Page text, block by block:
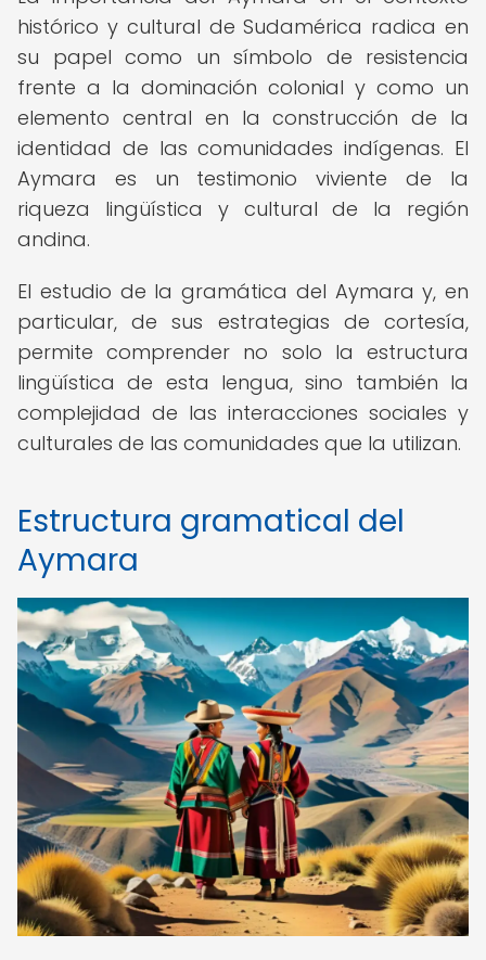
histórico y cultural de Sudamérica radica en
su papel como un símbolo de resistencia
frente a la dominación colonial y como un
elemento central en la construcción de la
identidad de las comunidades indígenas. El
Aymara es un testimonio viviente de la
riqueza lingüística y cultural de la región
andina.
El estudio de la gramática del Aymara y, en
particular, de sus estrategias de cortesía,
permite comprender no solo la estructura
lingüística de esta lengua, sino también la
complejidad de las interacciones sociales y
culturales de las comunidades que la utilizan.
Estructura gramatical del
Aymara